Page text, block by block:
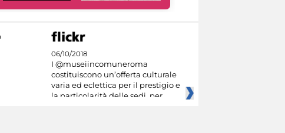
06/10/2018
I @museiincomuneroma
costituiscono un’offerta culturale
varia ed eclettica per il prestigio e
la particolarità delle sedi, per